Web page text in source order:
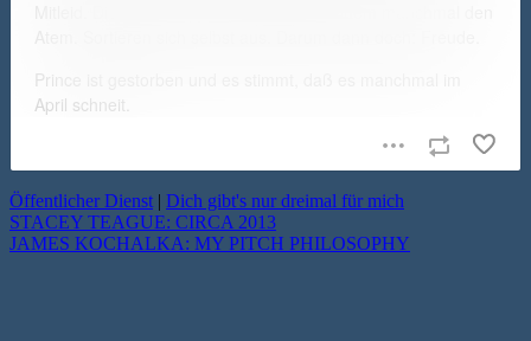
Öffentlicher Dienst | Dich gibt's nur dreimal für mich
STACEY TEAGUE: CIRCA 2013
JAMES KOCHALKA: MY PITCH PHILOSOPHY